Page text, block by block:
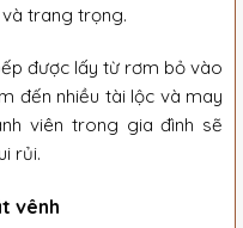
trang trọng.
được lấy từ rơm bỏ vào
đến nhiều tài lộc và may
viên trong gia đình sẽ
rủi.
vênh